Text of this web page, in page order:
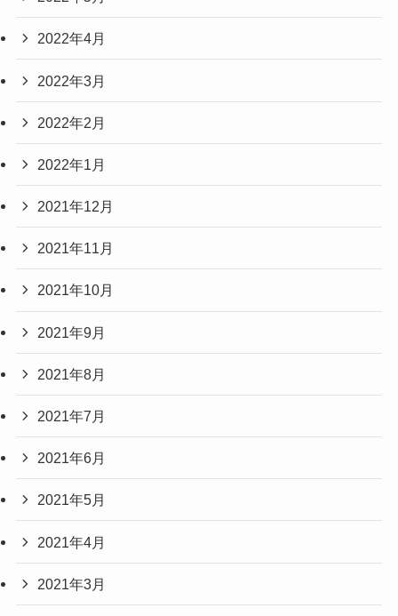
2022年4月
2022年3月
2022年2月
2022年1月
2021年12月
2021年11月
2021年10月
2021年9月
2021年8月
2021年7月
2021年6月
2021年5月
2021年4月
2021年3月